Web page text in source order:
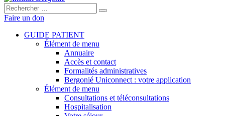
Rechercher :
Faire un don
GUIDE PATIENT
Élément de menu
Annuaire
Accès et contact
Formalités administratives
Bergonié Uniconnect : votre application
Élément de menu
Consultations et téléconsultations
Hospitalisation